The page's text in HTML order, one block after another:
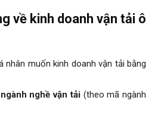
về kinh doanh vận tải ô
muốn kinh doanh vận tải bằng
nghề vận tải(theo mã ngành